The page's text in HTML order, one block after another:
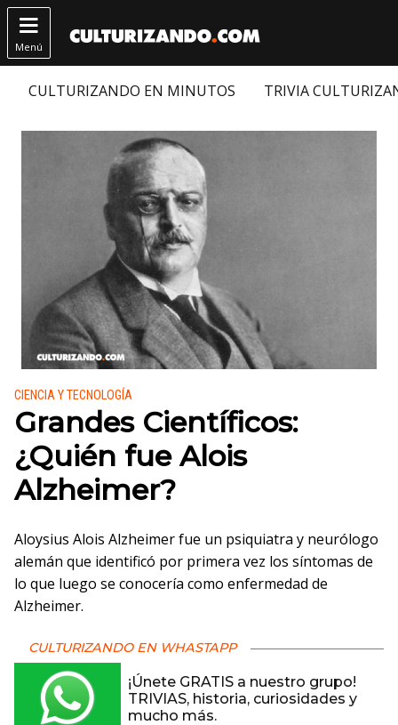

Menú
CULTURIZANDO EN MINUTOS TRIVIA
Publicado en:
CIENCIA Y TECNOLOGÍA
Grandes Científicos:
¿Quién fue Alois
Alzheimer?
Aloysius Alois Alzheimer​ fue un psiquiatra y neurólogo
alemán que identificó por primera vez los síntomas de
lo que luego se conocería como enfermedad de
Alzheimer.
CULTURIZANDO EN WHASTAPP
¡Únete GRATIS a nuestro grupo!
TRIVIAS, historia, curiosidades y
mucho más.